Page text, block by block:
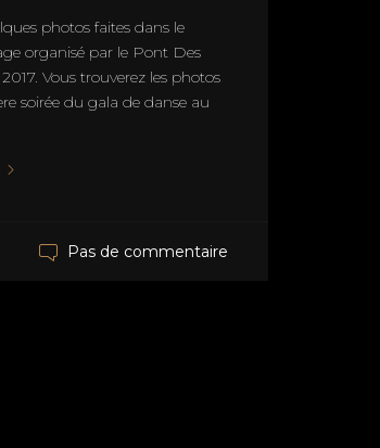
photos faites dans le
organisé par le Pont Des
Vous trouverez les photos
soirée du gala de danse au
Pas de commentaire